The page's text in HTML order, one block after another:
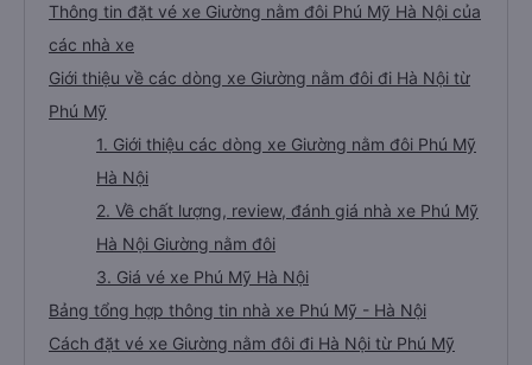
Thông tin đặt vé xe Giường nằm đôi Phú Mỹ Hà Nội của
các nhà xe
Giới thiệu về các dòng xe Giường nằm đôi đi Hà Nội từ
Phú Mỹ
1. Giới thiệu các dòng xe Giường nằm đôi Phú Mỹ
Hà Nội
2. Về chất lượng, review, đánh giá nhà xe Phú Mỹ
Hà Nội Giường nằm đôi
3. Giá vé xe Phú Mỹ Hà Nội
Bảng tổng hợp thông tin nhà xe Phú Mỹ - Hà Nội
Cách đặt vé xe Giường nằm đôi đi Hà Nội từ Phú Mỹ